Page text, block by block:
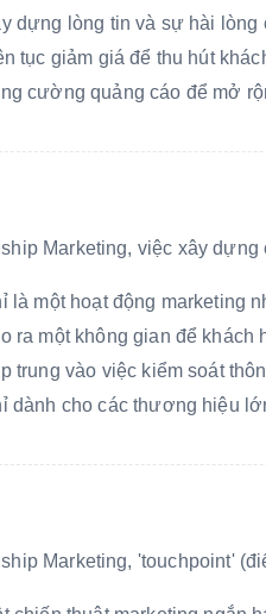
dựng lòng tin và sự hài lòng
tục giảm giá để thu hút
cường quảng cáo để mở
Marketing, việc xây
là một hoạt động marketing
ra một không gian để
trung vào việc kiểm soát
dành cho các thương hiệu
Marketing, 'touchpoint'